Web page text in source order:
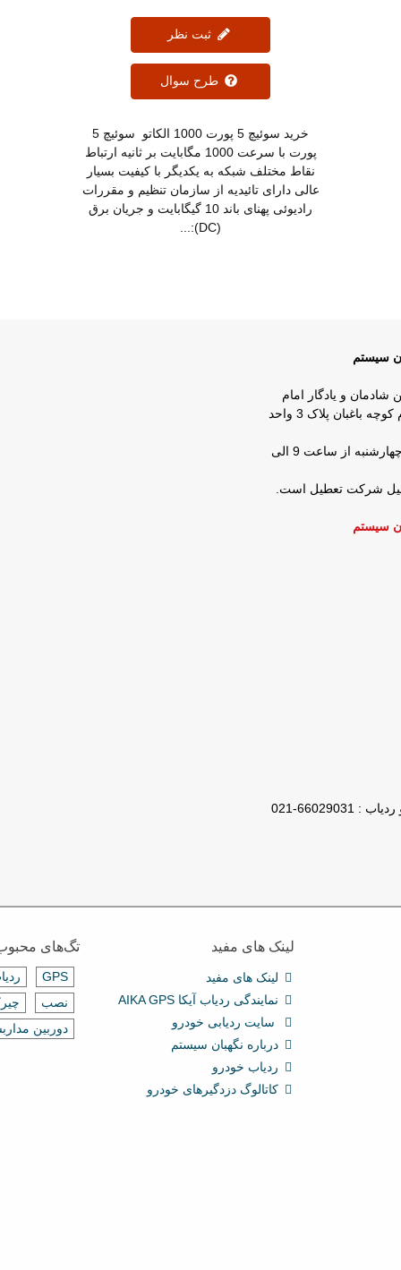
ثبت نظر
طرح سوال
خرید سوئیچ 5 پورت 1000 الکاتو سوئیچ 5
پورت با سرعت 1000 مگابایت بر ثانیه ارتباط
نقاط مختلف شبکه به یکدیگر با کیفیت بسیار
عالی دارای تائیدیه از سازمان تنظیم و مقررات
رادیوئی پهنای باند 10 گیگابایت و جریان برق
(DC):...
سیستم
شادمان و یادگار امام
روبروی شرکت زمزم کوچه باغبان پلاک 3 واحد
ساعات کار : شنبه تا چهارشنبه از ساعت 9 الی
شرکت تعطیل است.
سیستم
لینک های مفید
لینک های مفید
نمایندگی ردیاب آیکا AIKA GPS
سایت ردیابی خودرو
درباره نگهبان سیستم
ردیاب خودرو
کاتالوگ دزدگیرهای خودرو
تگ‌های
GPS
نصب
دوربین